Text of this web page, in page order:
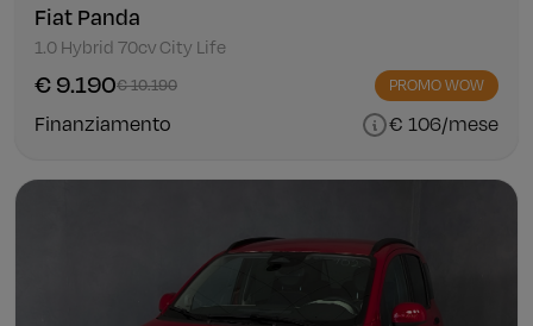
Fiat Panda
1.0 Hybrid 70cv City Life
€ 9.190€ 10.190 PROMO WOW
Finanziamento € 106/mese